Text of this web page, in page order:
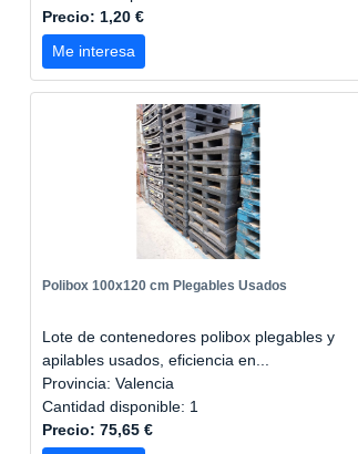
Precio: 1,20 €
Me interesa
Polibox 100x120 cm Plegables Usados
Lote de contenedores polibox plegables y
apilables usados, eficiencia en...
Provincia: Valencia
Cantidad disponible: 1
Precio: 75,65 €